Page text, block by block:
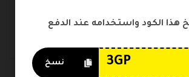
هذا الكود واستخدامه عند الدفع
نسخ